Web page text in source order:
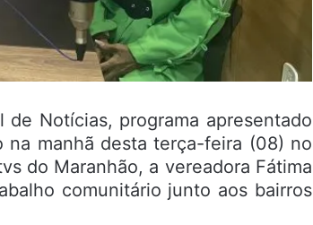
Notícias, programa apresentado
na manhã desta terça-feira (08) no
do Maranhão, a vereadora Fátima
comunitário junto aos bairros